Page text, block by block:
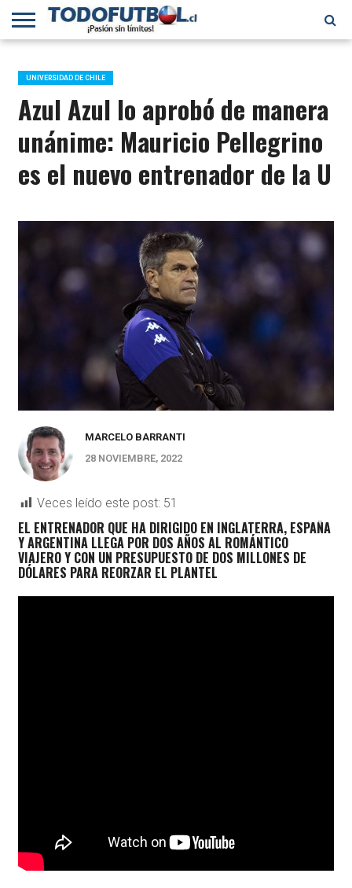
PRIMERA
B
SELECCIÓN
CHILENA
CHILENOS
EN EL
MUNDO
FÚTBOL
INTERNACIONAL
UNIVERSIDAD DE CHILE
Azul Azul lo aprobó de manera
unánime: Mauricio Pellegrino
es el nuevo entrenador de la U
MARCELO BARRANTI
28 NOVIEMBRE, 2022
Veces leído este post: 51
EL ENTRENADOR QUE HA DIRIGIDO EN INGLATERRA, ESPAÑA
Y ARGENTINA LLEGA POR DOS AÑOS AL ROMÁNTICO
VIAJERO Y CON UN PRESUPUESTO DE DOS MILLONES DE
DÓLARES PARA REORZAR EL PLANTEL